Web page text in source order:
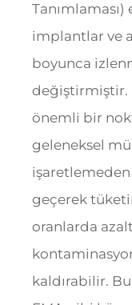
implantlar ve
boyunca
değiştirmiştir.
önemli bir
geleneksel
işaretlemeden
geçerek
oranlarda
kaldırabilir.